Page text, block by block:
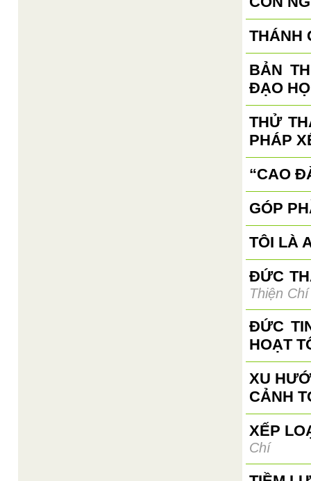
THÁNH
BẢN
ĐẠO
THỬ
PHÁP
“CAO
GÓP
TÔI LÀ
ĐỨC
Thiện Chí
ĐỨC
HOẠT
XU
CẢNH
XẾP
Chí